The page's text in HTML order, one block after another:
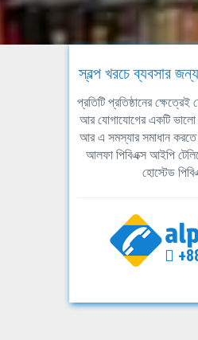
স্বল্প খরচে ব্যবসার
প্রতিটি প্রতিষ্ঠানের
আর যোগাযোগের একটি ভালো
আর এ সমস্যার সমাধান
আলফা পিবিএক্স আইপি
হোস্টেড